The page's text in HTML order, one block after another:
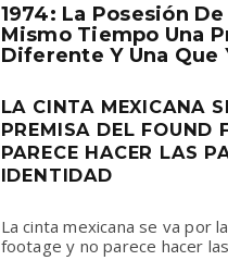
1974: La Posesión
Mismo Tiempo Una
Diferente Y Una Que
LA CINTA MEXICANA
PREMISA DEL FOUND
PARECE HACER LAS
IDENTIDAD
La cinta mexicana se va por
footage y no parece hacer